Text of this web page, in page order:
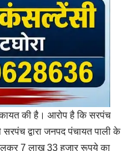
की है। आरोप है कि सरपंच
द्वारा जनपद पंचायत पाली के
7 लाख 33 हजार रूपये का